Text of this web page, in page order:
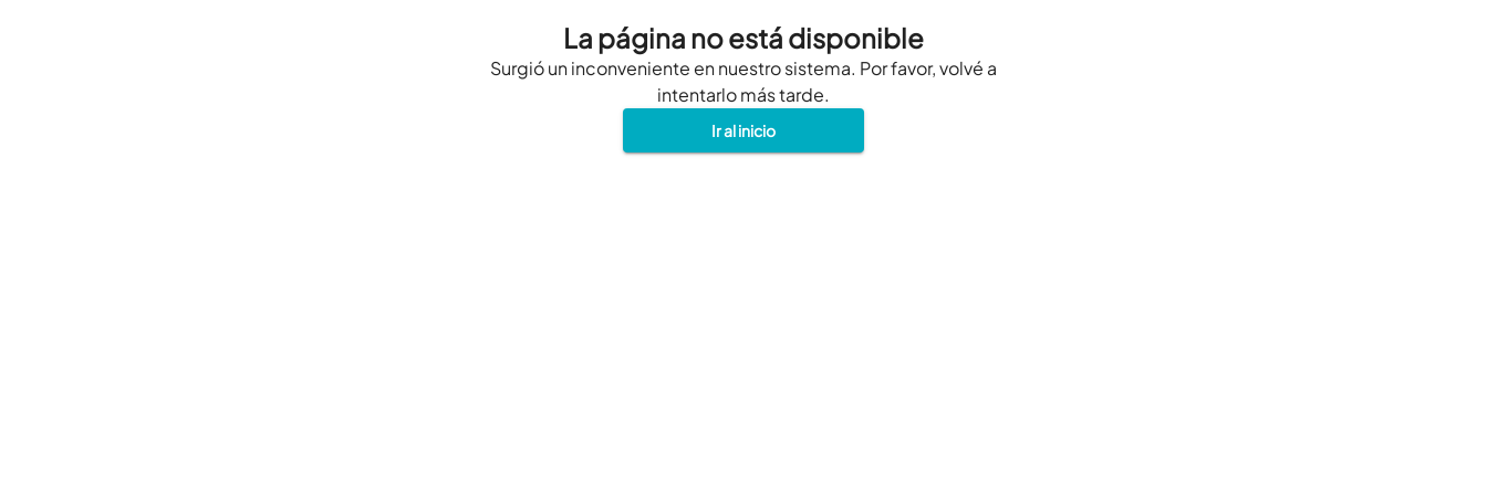
La página no está disponible
Surgió un inconveniente en nuestro sistema. Por favor, volvé a
intentarlo más tarde.
Ir al inicio